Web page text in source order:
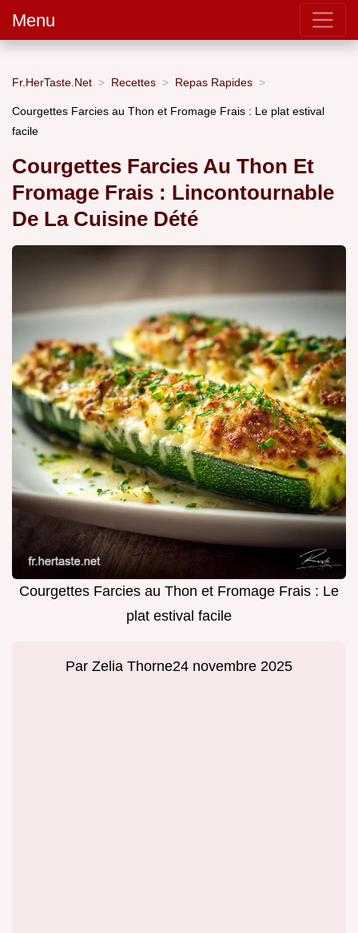
Menu
Fr.HerTaste.Net Recettes Repas Rapides
Courgettes Farcies au Thon et Fromage Frais : Le plat estival
facile
Courgettes Farcies Au Thon Et
Fromage Frais : Lincontournable
De La Cuisine Dété
Courgettes Farcies au Thon et Fromage Frais : Le
plat estival facile
Par Zelia Thorne24 novembre 2025